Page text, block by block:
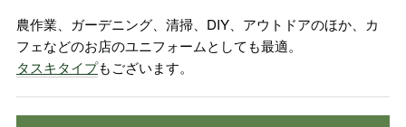
農作業、ガーデニング、清掃、DIY、アウトドアのほか、カ
フェなどのお店のユニフォームとしても最適。
タスキタイプもございます。